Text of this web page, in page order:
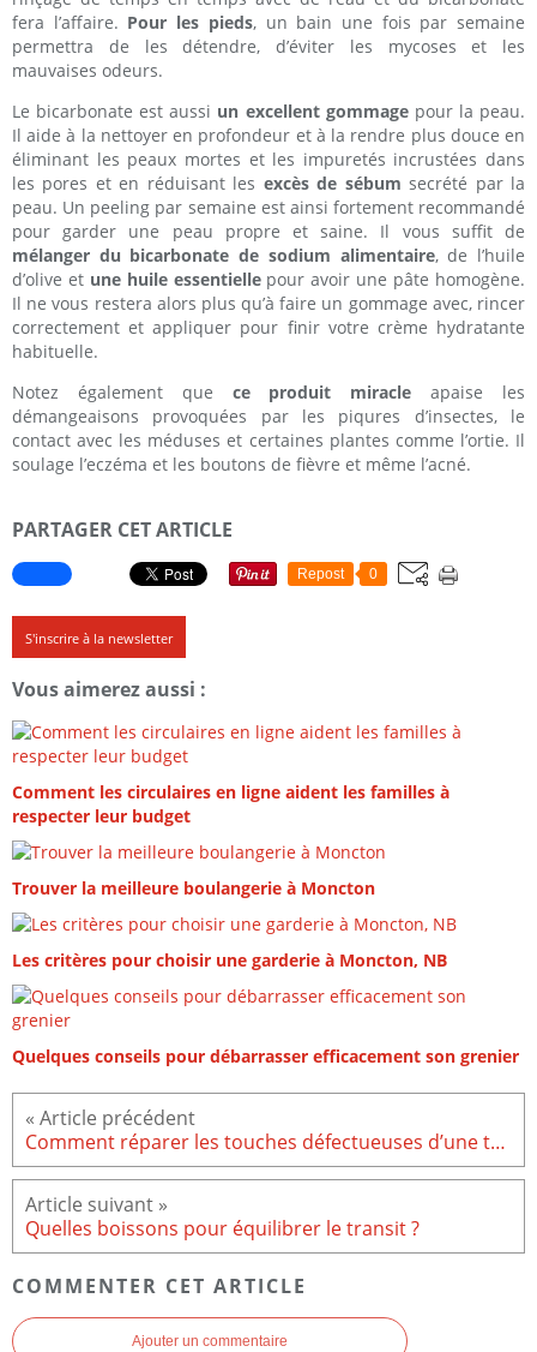
fera l’affaire. Pour les pieds, un bain une fois par semaine
permettra de les détendre, d’éviter les mycoses et les
mauvaises odeurs.
Le bicarbonate est aussi un excellent gommagepour la peau.
Il aide à la nettoyer en profondeur et à la rendre plus douce en
éliminant les peaux mortes et les impuretés incrustées dans
les pores et en réduisant les excès de sébum secrété par la
peau. Un peeling par semaine est ainsi fortement recommandé
pour garder une peau propre et saine. Il vous suffit de
mélanger du bicarbonate de sodium alimentaire, de l’huile
d’olive et une huile essentielle pour avoir une pâte homogène.
Il ne vous restera alors plus qu’à faire un gommage avec, rincer
correctement et appliquer pour finir votre crème hydratante
habituelle.
Notez également que ce produit miracle apaise les
démangeaisons provoquées par les piqures d’insectes, le
contact avec les méduses et certaines plantes comme l’ortie. Il
soulage l’eczéma et les boutons de fièvre et même l’acné.
PARTAGER CET ARTICLE
Repost 0
S'inscrire à la newsletter
Vous aimerez aussi :
Comment les circulaires en ligne aident les familles à
respecter leur budget
Trouver la meilleure boulangerie à Moncton
Les critères pour choisir une garderie à Moncton, NB
Quelques conseils pour débarrasser efficacement son grenier
Comment réparer les touches défectueuses d’une télécommande ?
Quelles boissons pour équilibrer le transit ?
COMMENTER CET ARTICLE
Ajouter un commentaire